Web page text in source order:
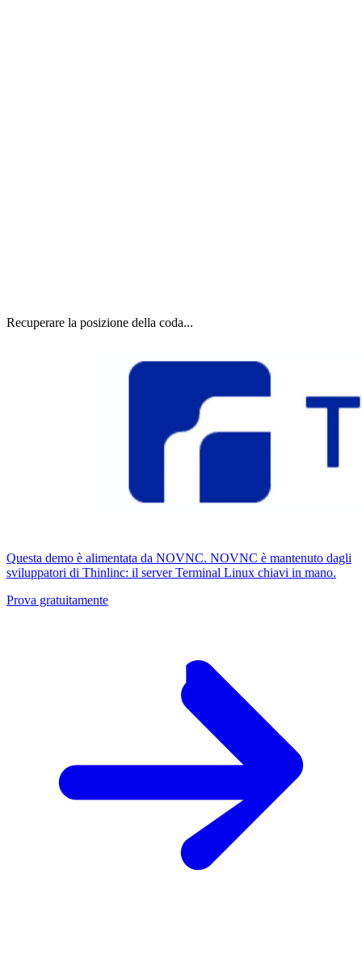
Recuperare la posizione della coda...
Questa demo è alimentata da NOVNC. NOVNC è mantenuto dagli
sviluppatori di Thinlinc: il server Terminal Linux chiavi in ​​mano.
Prova gratuitamente